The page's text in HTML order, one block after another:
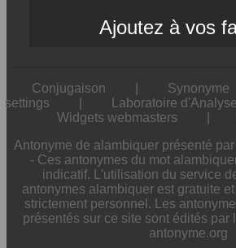
Ajoutez à vos
Conjugaison Synonyme
settings
Laboratoire
Widgets webmasters
Antonyme de alambiquer présenté
- Ces antonymes du mot
indicatif. L'utilisation du service
antonymes alambiquer est gratuite
strictement personnel. Les
présentés sur ce site sont édités par
antonyme.org